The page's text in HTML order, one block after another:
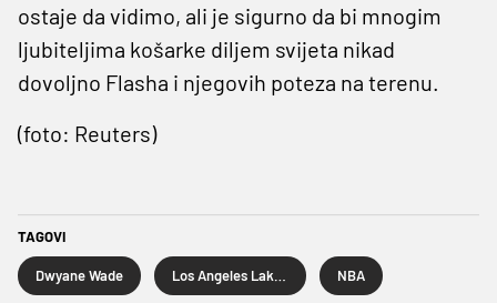
ostaje da vidimo, ali je sigurno da bi mnogim
ljubiteljima košarke diljem svijeta nikad
dovoljno Flasha i njegovih poteza na terenu.
(foto: Reuters)
TAGOVI
Dwyane Wade NBA